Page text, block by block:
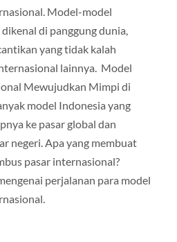
Model-model
di panggung dunia,
yang tidak kalah
lainnya. Model
Mewujudkan Mimpi di
model Indonesia yang
ke pasar global dan
negeri. Apa yang membuat
pasar internasional?
perjalanan para model